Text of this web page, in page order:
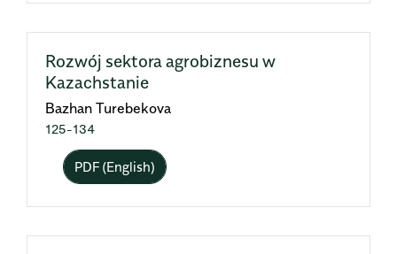
Rozwój sektora agrobiznesu w
Kazachstanie
Bazhan Turebekova
125-134
PDF (English)